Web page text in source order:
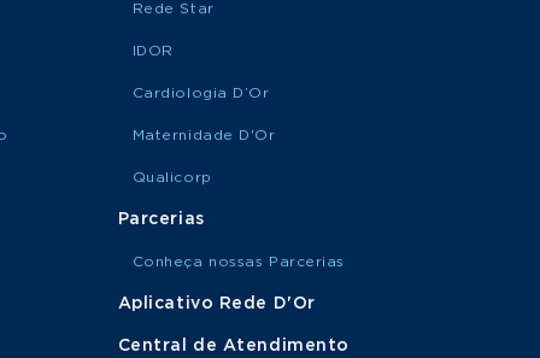
Rede Star
IDOR
Cardiologia D’Or
Maternidade D'Or
Qualicorp
Parcerias
Conheça nossas Parcerias
Aplicativo Rede D'Or
Central de Atendimento